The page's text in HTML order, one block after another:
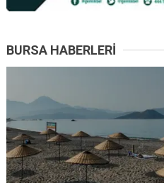
BURSA HABERLERI